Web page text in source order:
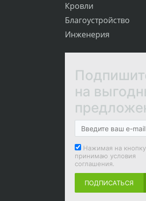
Кровли
Благоустройство
Инженерия
на
Нажимая на
принимаю условия
соглашения.
ПОДПИСАТЬСЯ